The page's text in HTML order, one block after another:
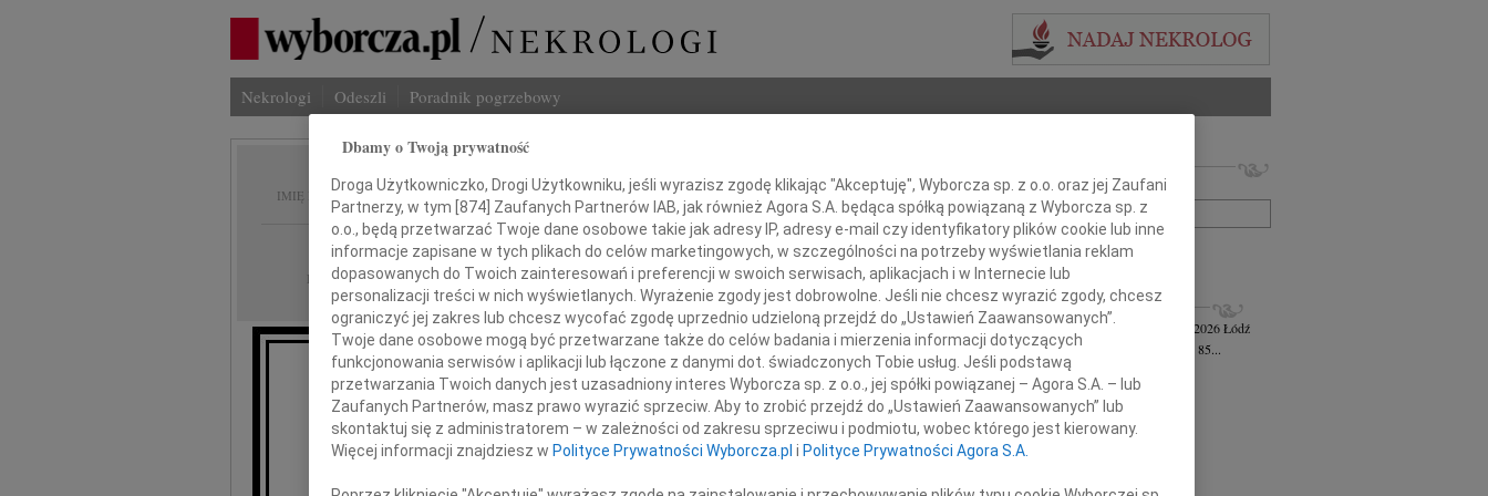
Nekrologi Odeszli Poradnik pogrzebowy
IMIĘ I NAZWISKO: Agnieszka Rusińska
REGION: Łódź
DATA EMISJI: 19.09.2017
Z głębokim żalem
żegnamy naszą koleżankę
Imię i nazwisko lub numer ogłoszenia:
+ szukanie zaawansowane
INNE NEKROLOGI
Czesława Jankiewicz-Ferszt wiek: 85 23.07.2026Łódź
Z głębokim żalem zawiadamiam, że w wieku 85...
Andrzej Szereda 14.07.2026
W dniu 8 lipca 2026 roku odszedł od nas...
Marek Styczyński
28.05.2026
Z głębokim smutkiem i żalem przyjęliśmy...
Bartosz Gwizdała
Dzisiaj mija dziesięć lat od dnia, kiedy...
Dbamy o Twoją prywatność
Droga Użytkowniczko, Drogi Użytkowniku, jeśli wyrazisz zgodę klikając "Akceptuję", Wyborcza sp. z o.o. oraz jej Zaufani
Partnerzy, w tym [874] Zaufanych Partnerów IAB, jak również Agora S.A. będąca spółką powiązaną z Wyborcza sp. z
o.o., będą przetwarzać Twoje dane osobowe takie jak adresy IP, adresy e-mail czy identyfikatory plików cookie lub inne
informacje zapisane w tych plikach do celów marketingowych, w szczególności na potrzeby wyświetlania reklam
dopasowanych do Twoich zainteresowań i preferencji w swoich serwisach, aplikacjach i w Internecie lub
personalizacji treści w nich wyświetlanych. Wyrażenie zgody jest dobrowolne. Jeśli nie chcesz wyrazić zgody, chcesz
ograniczyć jej zakres lub chcesz wycofać zgodę uprzednio udzieloną przejdź do „Ustawień Zaawansowanych”.
Twoje dane osobowe mogą być przetwarzane także do celów badania i mierzenia informacji dotyczących
funkcjonowania serwisów i aplikacji lub łączone z danymi dot. świadczonych Tobie usług. Jeśli podstawą
przetwarzania Twoich danych jest uzasadniony interes Wyborcza sp. z o.o., jej spółki powiązanej – Agora S.A. – lub
Zaufanych Partnerów, masz prawo wyrazić sprzeciw. Aby to zrobić przejdź do „Ustawień Zaawansowanych” lub
skontaktuj się z administratorem – w zależności od zakresu sprzeciwu i podmiotu, wobec którego jest kierowany.
Więcej informacji znajdziesz w Polityce Prywatności Wyborcza.pl i Polityce Prywatności Agora S.A.